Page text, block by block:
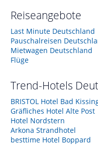
Reiseangebote
Last Minute Deutschland
Pauschalreisen
Mietwagen Deutschland
Flüge
Trend-Hotels
BRISTOL Hotel Bad
Gräfliches Hotel Alte Post
Hotel Nordstern
Arkona Strandhotel
besttime Hotel Boppard